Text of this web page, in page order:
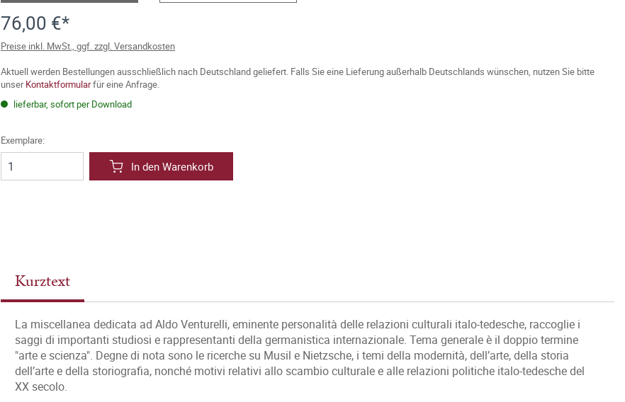
76,00 €*
Preise inkl. MwSt., ggf. zzgl. Versandkosten
Aktuell werden Bestellungen ausschließlich nach Deutschland geliefert. Falls Sie eine Lieferung außerhalb Deutschlands wünschen, nutzen Sie bitte
unserKontaktformularfür eine Anfrage.
lieferbar, sofort per Download
Exemplare:
In den Warenkorb
Kurztext
La miscellanea dedicata ad Aldo Venturelli, eminente personalità delle relazioni culturali italo-tedesche, raccoglie i
saggi di importanti studiosi e rappresentanti della germanistica internazionale. Tema generale è il doppio termine
"arte e scienza". Degne di nota sono le ricerche su Musil e Nietzsche, i temi della modernità, dell’arte, della storia
dell’arte e della storiografia, nonché motivi relativi allo scambio culturale e alle relazioni politiche italo-tedesche del
XX secolo.